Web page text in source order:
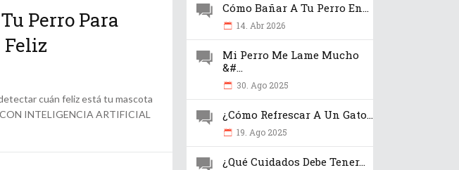
Perro Para
Feliz
cuán feliz está tu mascota
INTELIGENCIA ARTIFICIAL
Cómo Bañar A Tu Perro En...
14. Abr 2026
Mi Perro Me Lame Mucho
&#...
30. Ago 2025
¿Cómo Refrescar A Un Gato...
19. Ago 2025
¿Qué Cuidados Debe Tener...